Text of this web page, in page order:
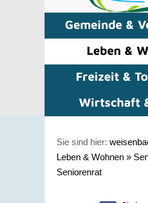
Gemeinde &
Leben &
Freizeit &
Wirtschaft
Sie sind hier:
Leben & Wohnen »
Seniorenrat